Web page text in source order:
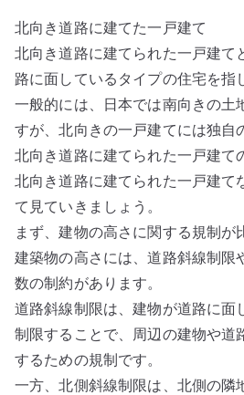
北向き道路に建てた一戸建て
北向き道路に建てられた一戸建て
路に面しているタイプの住宅を指
一般的には、日本では南向きの土
すが、北向きの一戸建てには独自
北向き道路に建てられた一戸建て
北向き道路に建てられた一戸建て
て見ていきましょう。
まず、建物の高さに関する規制が
建築物の高さには、道路斜線制限
数の制約があります。
道路斜線制限は、建物が道路に面
制限することで、周辺の建物や道
するための規制です。
一方、北側斜線制限は、北側の隣